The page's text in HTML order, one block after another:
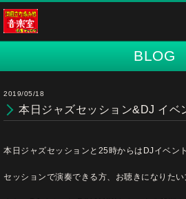
BLOG
2019/05/18
本日ジャズセッション&DJ イベ
本日ジャズセッションと25時からはDJイベント
セッションで演奏できる方、お聴きになりたい